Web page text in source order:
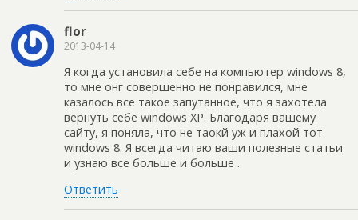
flor
2013-04-14
Я когда установила себе на компьютер windows 8,
то мне онг совершенно не понравился, мне
казалось все такое запутанное, что я захотела
вернуть себе windows ХР. Благодаря вашему
сайту, я поняла, что не таокй уж и плахой тот
windows 8. Я всегда читаю ваши полезные статьи
и узнаю все больше и больше .
Ответить